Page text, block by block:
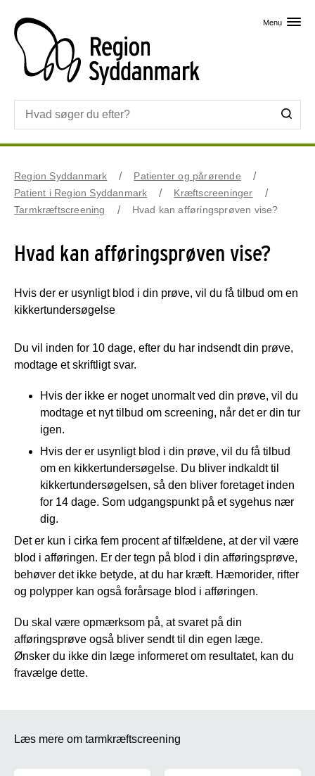
Menu
Region Syddanmark
Patienter og pårørende
Patient i Region Syddanmark
Kræftscreeninger
Tarmkræftscreening
Hvad kan afføringsprøven vise?
Hvad kan afføringsprøven vise?
Hvis der er usynligt blod i din prøve, vil du få tilbud om en
kikkertundersøgelse
Du vil inden for 10 dage, efter du har indsendt din prøve,
modtage et skriftligt svar.
Hvis der ikke er noget unormalt ved din prøve, vil du
modtage et nyt tilbud om screening, når det er din tur
igen.
Hvis der er usynligt blod i din prøve, vil du få tilbud
om en kikkertundersøgelse. Du bliver indkaldt til
kikkertundersøgelsen, så den bliver foretaget inden
for 14 dage. Som udgangspunkt på et sygehus nær
dig.
Det er kun i cirka fem procent af tilfældene, at der vil være
blod i afføringen. Er der tegn på blod i din afføringsprøve,
behøver det ikke betyde, at du har kræft. Hæmorider, rifter
og polypper kan også forårsage blod i afføringen.
Du skal være opmærksom på, at svaret på din
afføringsprøve også bliver sendt til din egen læge.
Ønsker du ikke din læge informeret om resultatet, kan du
fravælge dette.
Læs mere om tarmkræftscreening